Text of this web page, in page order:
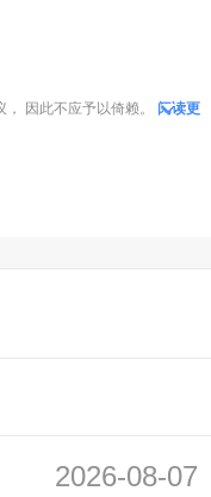
因此不应予以倚赖。
阅读更
2026-08-07